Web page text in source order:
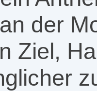
der
Ziel,